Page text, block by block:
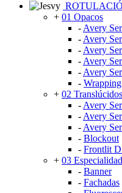
+ 01 Opacos
- Avery
- Avery
- Avery
- Avery
- Avery
- Wrapping
+ 02 Translúcidos
- Avery
- Avery
- Avery
- Blockout
- Frontlit
+ 03
- Banner
- Fachadas